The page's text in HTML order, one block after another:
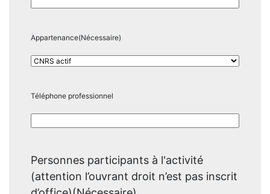
Appartenance(Nécessaire)
Téléphone professionnel
Personnes participants à l'activité
(attention l’ouvrant droit n’est pas inscrit